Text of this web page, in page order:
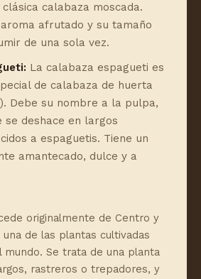
calabaza moscada.
afrutado y su tamaño
de una sola vez.
La calabaza espagueti es
de calabaza de huerta
Debe su nombre a la pulpa,
se deshace en largos
a espaguetis. Tiene un
amantecado, dulce y a
originalmente de Centro y
una de las plantas cultivadas
mundo. Se trata de una planta
rastreros o trepadores, y